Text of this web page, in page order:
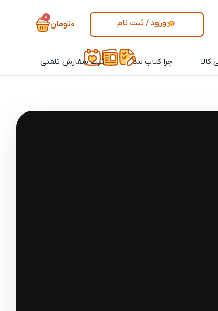
ورود / ثبت نام 0تومان
0
چرا کتاب لند ثبت سفارش تلفنی